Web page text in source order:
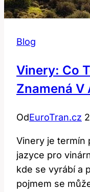
Blog
Vinery: Co
Znamená V
OdEuroTran.cz
Vinery je termín
jazyce pro
kde se vyrábí a
pojmem se